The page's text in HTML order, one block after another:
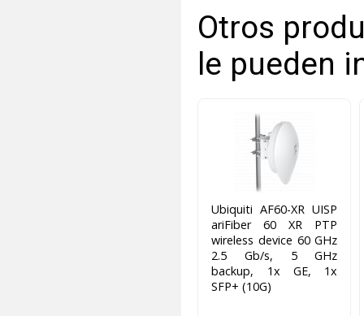
Otros
le pueden
Ubiquiti AF60-XR UISP
ariFiber 60 XR PTP
wireless device 60 GHz
2.5 Gb/s, 5 GHz
backup, 1x GE, 1x
SFP+ (10G)